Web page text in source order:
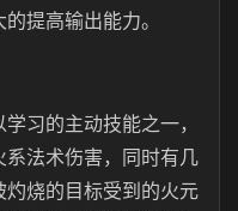
提高输出能力。
习的主动技能之一，
法术伤害，同时有几
烧的目标受到的火元